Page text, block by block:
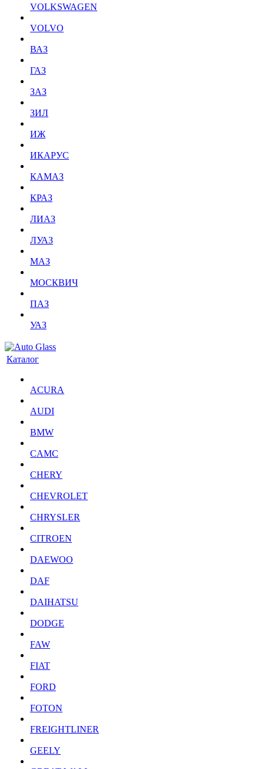
VOLKSWAGEN
VOLVO
ВАЗ
ГАЗ
ЗАЗ
ЗИЛ
ИЖ
ИКАРУС
КАМАЗ
КРАЗ
ЛИАЗ
ЛУАЗ
МАЗ
МОСКВИЧ
ПАЗ
УАЗ
Каталог
ACURA
AUDI
BMW
CAMC
CHERY
CHEVROLET
CHRYSLER
CITROEN
DAEWOO
DAF
DAIHATSU
DODGE
FAW
FIAT
FORD
FOTON
FREIGHTLINER
GEELY